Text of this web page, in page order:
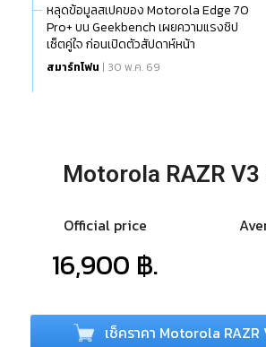
หลุดข้อมูลสเปคของ Motorola Edge 70
Pro+ บน Geekbench เผยความแรงชิป
เซ็ตคู่ใจ ก่อนเปิดตัวสัปดาห์หน้า
สมาร์ทโฟน | 30 พ.ค. 69
Motorola RAZR V3
Official price
16,900 ฿.
เช็คราคา Motorola RAZR